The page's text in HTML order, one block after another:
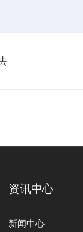
资讯中心
新闻中心